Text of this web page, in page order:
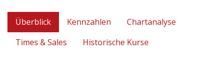
Überblick Kennzahlen
Chartanalyse
Times & Sales
Historische Kurse